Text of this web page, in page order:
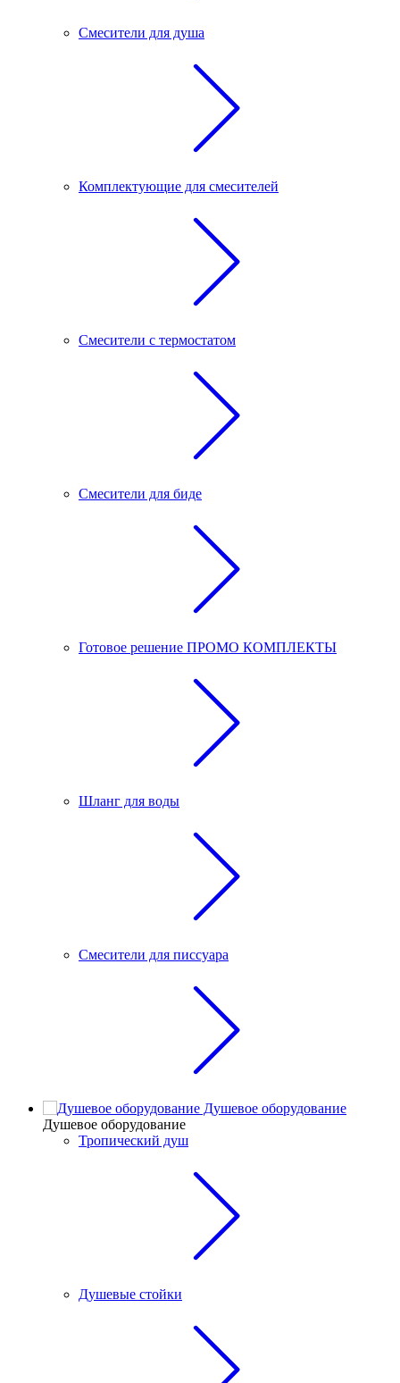
Смесители для душа
Комплектующие для смесителей
Смесители с термостатом
Смесители для биде
Готовое решение ПРОМО КОМПЛЕКТЫ
Шланг для воды
Смесители для писсуара
Душевое оборудование
Душевое оборудование
Тропический душ
Душевые стойки